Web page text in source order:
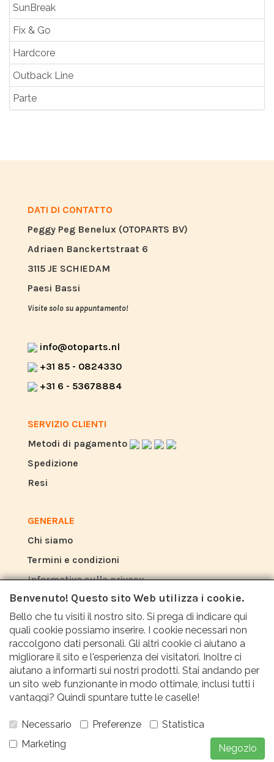
SunBreak
Fix & Go
Hardcore
Outback Line
Parte
DATI DI CONTATTO
Peggy Peg Benelux (OTOPARTS BV)
Adriaen Banckertstraat 6
3115 JE SCHIEDAM
Paesi Bassi
Visite solo su appuntamento!
info@otoparts.nl
+31 85 - 0824330
+31 6 - 53678884
SERVIZIO CLIENTI
Metodi di pagamento
Spedizione
Resi
GENERALE
Chi siamo
Termini e condizioni
Informativa sulla privacy
RECENSIONI
Cosa dicono gli altri di noi?
I clienti apprezzano il nostro servizio, i prezzi e
la rapidità con una valutazione media di 9,6
Benvenuto! Questo sito Web utilizza i cookie.
Bello che tu visiti il nostro sito. Si prega di indicare qui
quali cookie possiamo inserire. I cookie necessari non
raccolgono dati personali. Gli altri cookie ci aiutano a
migliorare il sito e l'esperienza dei visitatori. Inoltre ci
aiutano a informarti sui nostri prodotti. Stai andando per
un sito web funzionante in modo ottimale, inclusi tutti i
vantaggi? Quindi spuntare tutte le caselle!
Necessario Preferenze
Statistica
Marketing
Negozio